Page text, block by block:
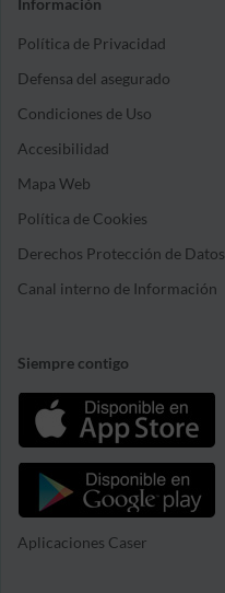
Información
Política de Privacidad
Defensa del asegurado
Condiciones de Uso
Accesibilidad
Mapa Web
Política de Cookies
Derechos Protección de Datos
Canal interno de Información
Siempre contigo
Aplicaciones Caser